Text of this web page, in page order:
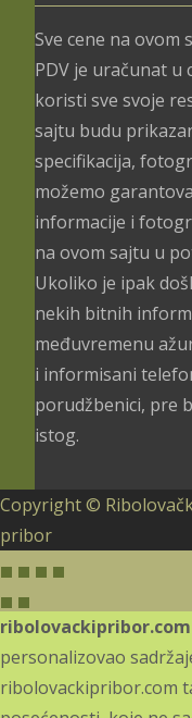
Sve cene na ovom
PDV je uračunat u
koristi sve svoje
sajtu budu
specifikacija,
možemo
informacije i
na ovom sajtu u
Ukoliko je ipak
nekih bitnih
međuvremenu
i informisani
porudžbenici, pre
istog.
Copyright ©
pribor
ribolovackipribor.com
personalizovao
ribolovackipribor.com